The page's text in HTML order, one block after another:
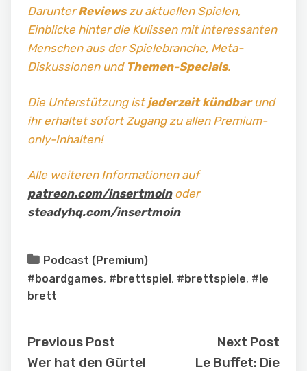
DarunterReviewszu aktuellen Spielen,
Einblicke hinter die Kulissen mit interessanten
Menschen aus der Spielebranche, Meta-
Diskussionen und Themen-Specials.
Die Unterstützung istjederzeit kündbarund
ihr erhaltet sofort Zugang zu allen Premium-
only-Inhalten!
Alle weiteren Informationen auf
patreon.com/insertmoinoder
steadyhq.com/insertmoin
Podcast (Premium)
#boardgames, #brettspiel, #brettspiele, #le
brett
Previous Post
Wer hat den Gürtel
Next Post
Le Buffet: Die